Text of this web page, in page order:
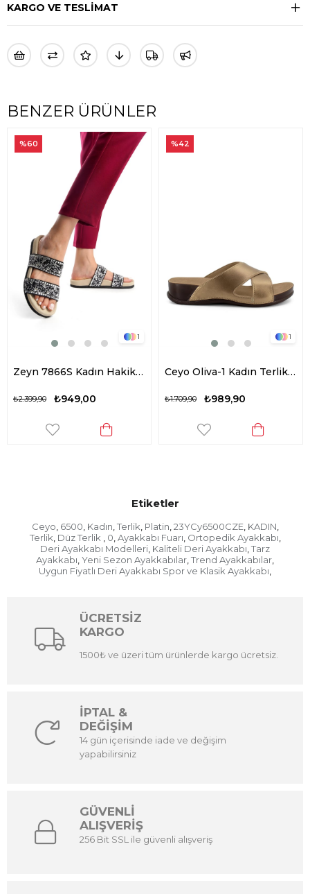
KARGO VE TESLİMAT
BENZER ÜRÜNLER
Zeyn 7866S Kadın Hakiki Deri Düz Terlik Siyah
₺949,00
Ceyo Oliva-1 Kadın Terlik Altın
₺989,90
%42
Etiketler
Ceyo, 6500, Kadın, Terlik, Platin, 23YCy6500CZE, KADIN,
Terlik, Düz Terlik , 0, Ayakkabı Fuarı, Ortopedik Ayakkabı,
Deri Ayakkabı Modelleri, Kaliteli Deri Ayakkabı, Tarz
Ayakkabı, Yeni Sezon Ayakkabılar, Trend Ayakkabılar,
Uygun Fiyatlı Deri Ayakkabı Spor ve Klasik Ayakkabı,
ÜCRETSİZ
KARGO
1500₺ ve üzeri tüm ürünlerde kargo ücretsiz.
İPTAL &
DEĞİŞİM
14 gün içerisinde iade ve değişim
yapabilirsiniz
GÜVENLİ
ALIŞVERİŞ
256 Bit SSL ile güvenli alışveriş